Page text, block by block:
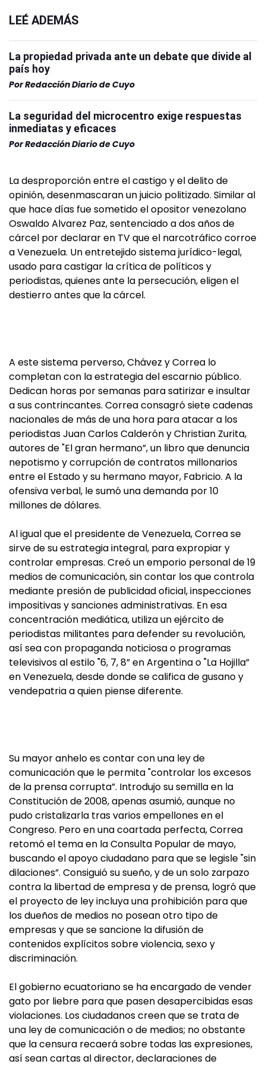
LEÉ ADEMÁS
La propiedad privada ante un debate que divide al
país hoy
PorRedacción Diario de Cuyo
La seguridad del microcentro exige respuestas
inmediatas y eficaces
PorRedacción Diario de Cuyo
La desproporción entre el castigo y el delito de
opinión, desenmascaran un juicio politizado. Similar al
que hace días fue sometido el opositor venezolano
Oswaldo Alvarez Paz, sentenciado a dos años de
cárcel por declarar en TV que el narcotráfico corroe
a Venezuela. Un entretejido sistema jurídico-legal,
usado para castigar la crítica de políticos y
periodistas, quienes ante la persecución, eligen el
destierro antes que la cárcel.
A este sistema perverso, Chávez y Correa lo
completan con la estrategia del escarnio público.
Dedican horas por semanas para satirizar e insultar
a sus contrincantes. Correa consagró siete cadenas
nacionales de más de una hora para atacar a los
periodistas Juan Carlos Calderón y Christian Zurita,
autores de "El gran hermano”, un libro que denuncia
nepotismo y corrupción de contratos millonarios
entre el Estado y su hermano mayor, Fabricio. A la
ofensiva verbal, le sumó una demanda por 10
millones de dólares.
Al igual que el presidente de Venezuela, Correa se
sirve de su estrategia integral, para expropiar y
controlar empresas. Creó un emporio personal de 19
medios de comunicación, sin contar los que controla
mediante presión de publicidad oficial, inspecciones
impositivas y sanciones administrativas. En esa
concentración mediática, utiliza un ejército de
periodistas militantes para defender su revolución,
así sea con propaganda noticiosa o programas
televisivos al estilo "6, 7, 8” en Argentina o "La Hojilla”
en Venezuela, desde donde se califica de gusano y
vendepatria a quien piense diferente.
Su mayor anhelo es contar con una ley de
comunicación que le permita "controlar los excesos
de la prensa corrupta”. Introdujo su semilla en la
Constitución de 2008, apenas asumió, aunque no
pudo cristalizarla tras varios empellones en el
Congreso. Pero en una coartada perfecta, Correa
retomó el tema en la Consulta Popular de mayo,
buscando el apoyo ciudadano para que se legisle "sin
dilaciones”. Consiguió su sueño, y de un solo zarpazo
contra la libertad de empresa y de prensa, logró que
el proyecto de ley incluya una prohibición para que
los dueños de medios no posean otro tipo de
empresas y que se sancione la difusión de
contenidos explícitos sobre violencia, sexo y
discriminación.
El gobierno ecuatoriano se ha encargado de vender
gato por liebre para que pasen desapercibidas esas
violaciones. Los ciudadanos creen que se trata de
una ley de comunicación o de medios; no obstante
que la censura recaerá sobre todas las expresiones,
así sean cartas al director, declaraciones de